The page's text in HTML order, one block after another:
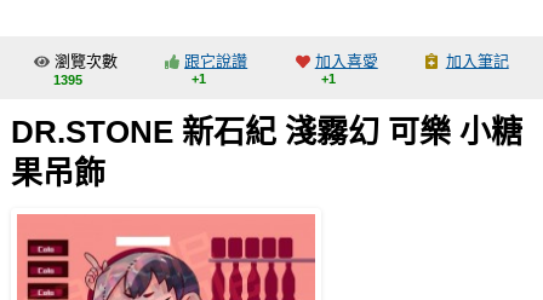
交流中心
攤位轉讓區
會員功能選單
註冊會員
登入
瀏覽次數
1395
跟它說讚
+1
加入喜愛
+1
加入筆記
DR.STONE 新石紀 淺霧幻 可樂 小糖
果吊飾